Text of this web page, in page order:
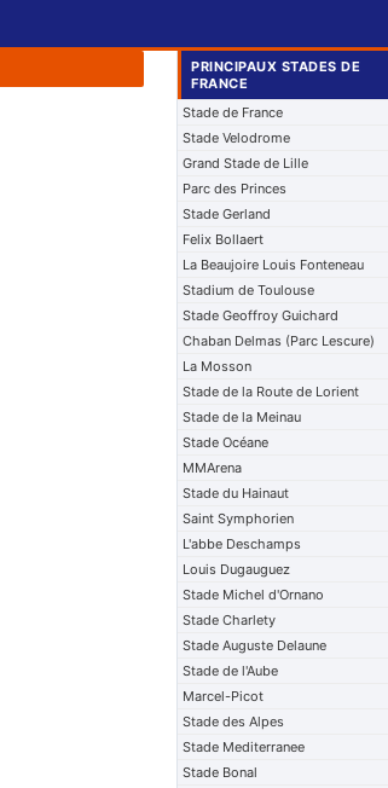
PRINCIPAUX STADES DE
FRANCE
Stade de France
Stade Velodrome
Grand Stade de Lille
Parc des Princes
Stade Gerland
Felix Bollaert
La Beaujoire Louis Fonteneau
Stadium de Toulouse
Stade Geoffroy Guichard
Chaban Delmas (Parc Lescure)
La Mosson
Stade de la Route de Lorient
Stade de la Meinau
Stade Océane
MMArena
Stade du Hainaut
Saint Symphorien
L'abbe Deschamps
Louis Dugauguez
Stade Michel d'Ornano
Stade Charlety
Stade Auguste Delaune
Stade de l'Aube
Marcel-Picot
Stade des Alpes
Stade Mediterranee
Stade Bonal